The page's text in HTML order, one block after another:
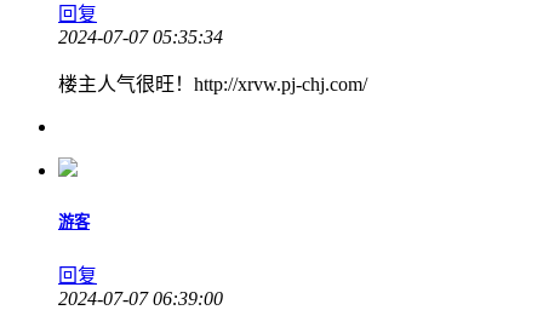
回复
2024-07-07 05:35:34
楼主人气很旺！http://xrvw.pj-chj.com/
游客
回复
2024-07-07 06:39:00